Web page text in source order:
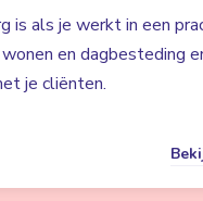
is als je werkt in een
en dagbesteding
je cliënten.